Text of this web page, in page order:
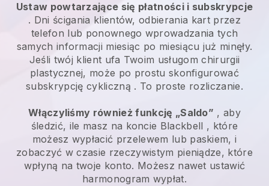
Ustaw powtarzające się płatności i subskrypcje
. Dni ścigania klientów, odbierania kart przez
telefon lub ponownego wprowadzania tych
samych informacji miesiąc po miesiącu już minęły.
Jeśli twój klient ufa Twoim usługom chirurgii
plastycznej, może po prostu skonfigurować
subskrypcję cykliczną . To proste rozliczanie.
Włączyliśmy również funkcję „Saldo” , aby
śledzić, ile masz na koncie Blackbell , które
możesz wypłacić przelewem lub paskiem, i
zobaczyć w czasie rzeczywistym pieniądze, które
wpłyną na twoje konto. Możesz nawet ustawić
harmonogram wypłat.